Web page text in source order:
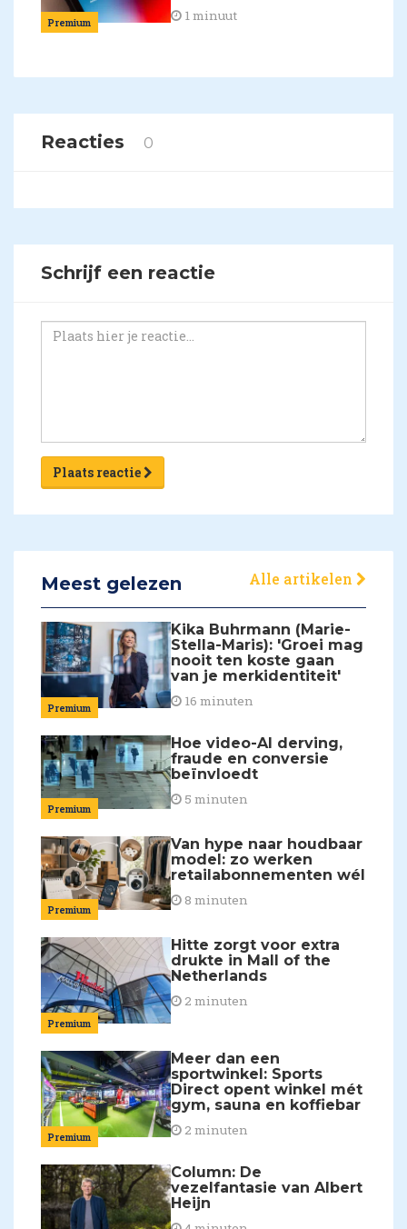
Premium 1 minuut
Reacties 0
Schrijf een reactie
Plaats reactie
Meest gelezen Alle artikelen
Premium
Kika Buhrmann (Marie-
Stella-Maris): 'Groei mag
nooit ten koste gaan
van je merkidentiteit'
16 minuten
Premium
Hoe video-AI derving,
fraude en conversie
beïnvloedt
5 minuten
Premium
Van hype naar houdbaar
model: zo werken
retailabonnementen wél
8 minuten
Premium
Hitte zorgt voor extra
drukte in Mall of the
Netherlands
2 minuten
Premium
Meer dan een
sportwinkel: Sports
Direct opent winkel mét
gym, sauna en koffiebar
2 minuten
Column: De
vezelfantasie van Albert
Heijn